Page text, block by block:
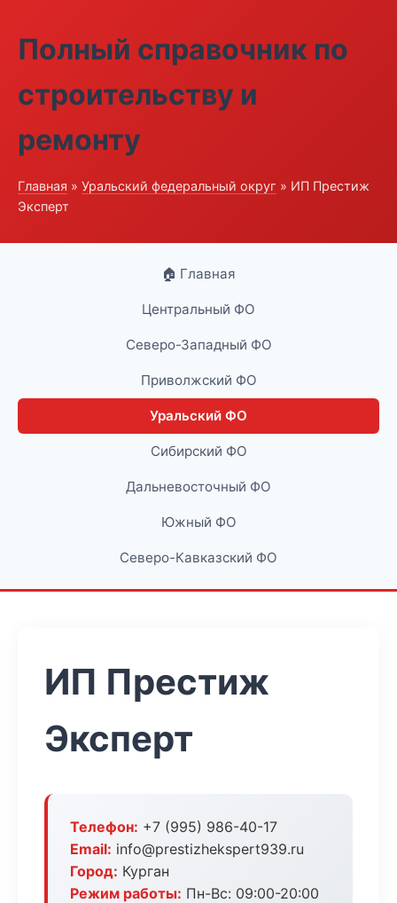
Полный справочник по
строительству и
ремонту
Главная » Уральский федеральный округ » ИП Престиж
Эксперт
🏠 Главная
Центральный ФО
Северо-Западный ФО
Приволжский ФО
Уральский ФО
Сибирский ФО
Дальневосточный ФО
Южный ФО
Северо-Кавказский ФО
ИП Престиж
Эксперт
Телефон: +7 (995) 986-40-17
Email: info@prestizhekspert939.ru
Город: Курган
Режим работы: Пн-Вс: 09:00-20:00